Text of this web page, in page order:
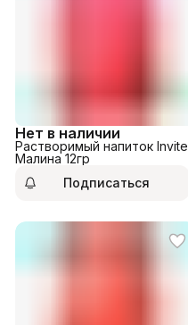
Нет в наличии
Растворимый напиток Invite
Малина 12гр
Подписаться